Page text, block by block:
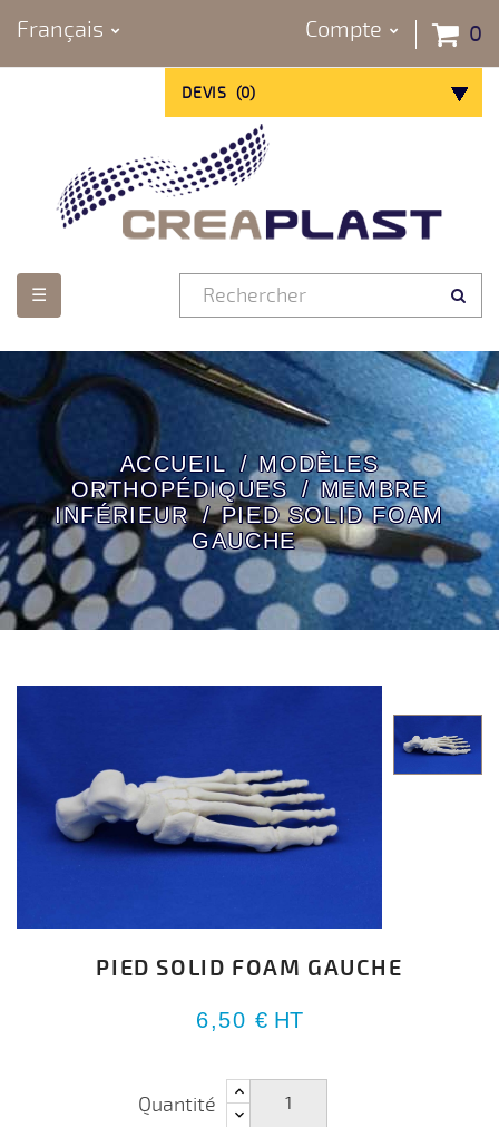
Français 0
Compte
DEVIS (0)
Basculer
☰
ACCUEIL
MODÈLES
ORTHOPÉDIQUES
MEMBRE
INFÉRIEUR
PIED SOLID FOAM
GAUCHE
PIED SOLID FOAM GAUCHE
6,50 € HT
Quantité